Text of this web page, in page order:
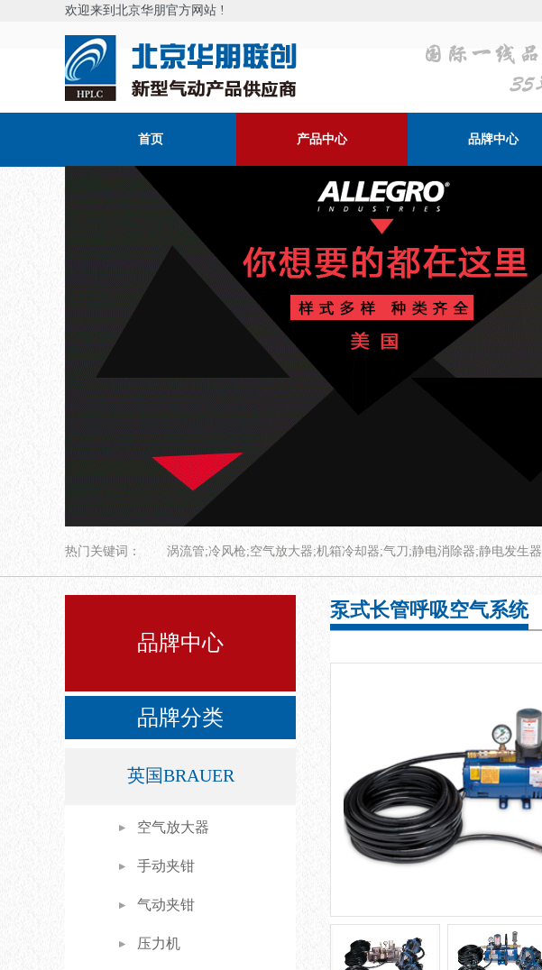
欢迎来到北京华朋官方网站 !
首页 产品中心 品牌中心
热门关键词： 涡流管;冷风枪;空气放大器;机箱冷却器;气刀;静电消除器;静电发生器
品牌中心
品牌分类
英国BRAUER
空气放大器
手动夹钳
气动夹钳
压力机
泵式长管呼吸空气系统